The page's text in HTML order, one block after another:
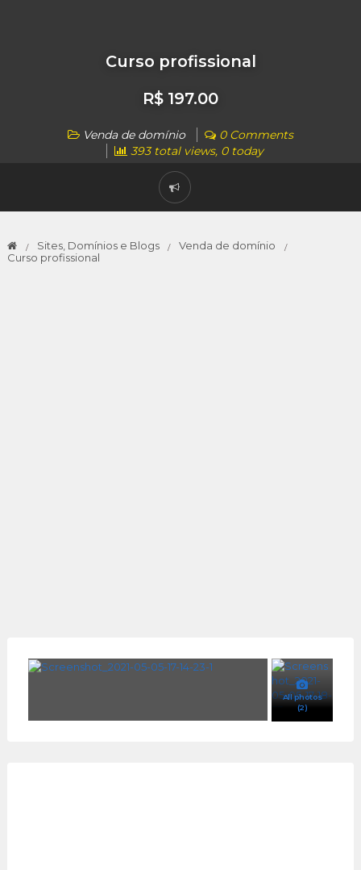
Curso profissional
R$ 197.00
Venda de domínio
0 Comments
393 total views, 0 today
Sites, Domínios e Blogs
Venda de domínio
Curso profissional
All photos
(2)